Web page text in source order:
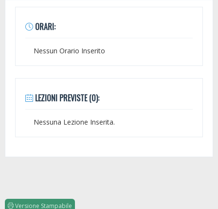
ORARI:
Nessun Orario Inserito
LEZIONI PREVISTE (0):
Nessuna Lezione Inserita.
Versione Stampabile